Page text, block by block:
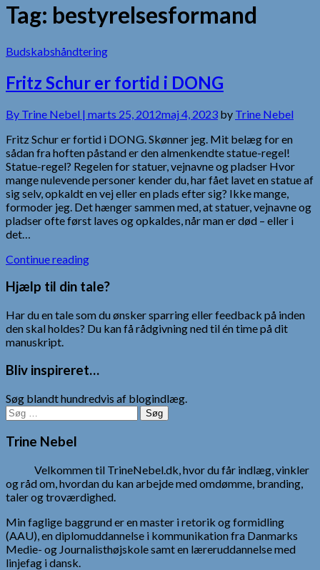
Tag: bestyrelsesformand
Budskabshåndtering
Fritz Schur er fortid i DONG
By Trine Nebel | marts 25, 2012maj 4, 2023 by Trine Nebel
Fritz Schur er fortid i DONG. Skønner jeg. Mit belæg for en
sådan fra hoften påstand er den almenkendte statue-regel!
Statue-regel? Regelen for statuer, vejnavne og pladser Hvor
mange nulevende personer kender du, har fået lavet en statue af
sig selv, opkaldt en vej eller en plads efter sig? Ikke mange,
formoder jeg. Det hænger sammen med, at statuer, vejnavne og
pladser ofte først laves og opkaldes, når man er død – eller i
det…
Continue reading
Hjælp til din tale?
Har du en tale som du ønsker sparring eller feedback på inden
den skal holdes? Du kan få rådgivning ned til én time på dit
manuskript.
Bliv inspireret…
Søg blandt hundredvis af blogindlæg.
Søg
efter:
Trine Nebel
Velkommen til TrineNebel.dk, hvor du får indlæg, vinkler
og råd om, hvordan du kan arbejde med omdømme, branding,
taler og troværdighed.
Min faglige baggrund er en master i retorik og formidling
(AAU), en diplomuddannelse i kommunikation fra Danmarks
Medie- og Journalisthøjskole samt en læreruddannelse med
linjefag i dansk.